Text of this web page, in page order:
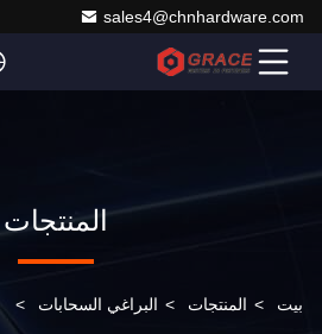
sales4@chnhardware.com
المنتجات
بيت > المنتجات > البراغي السحابات >